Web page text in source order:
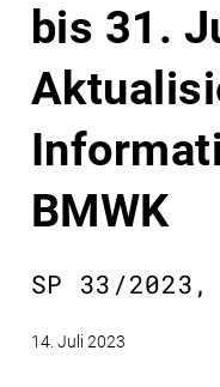
bis 31.
BMWK
SP 33/2023,
14. Juli 2023